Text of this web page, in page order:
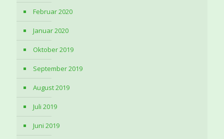
Februar 2020
Januar 2020
Oktober 2019
September 2019
August 2019
Juli 2019
Juni 2019